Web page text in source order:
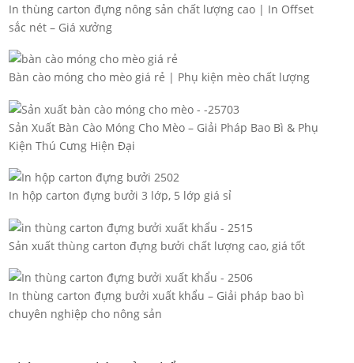
In thùng carton đựng nông sản chất lượng cao | In Offset
sắc nét – Giá xưởng
Bàn cào móng cho mèo giá rẻ | Phụ kiện mèo chất lượng
Sản Xuất Bàn Cào Móng Cho Mèo – Giải Pháp Bao Bì & Phụ
Kiện Thú Cưng Hiện Đại
In hộp carton đựng bưởi 3 lớp, 5 lớp giá sỉ
Sản xuất thùng carton đựng bưởi chất lượng cao, giá tốt
In thùng carton đựng bưởi xuất khẩu – Giải pháp bao bì
chuyên nghiệp cho nông sản